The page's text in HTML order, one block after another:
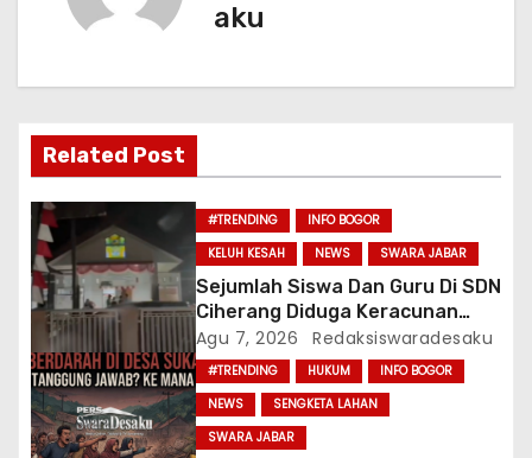
p
o
s
aku
Related Post
#TRENDING
INFO BOGOR
KELUH KESAH
NEWS SWARA JABAR
Sejumlah Siswa Dan Guru Di SDN
Ciherang Diduga Keracunan
Usai Menyantap Menu Program
MBG, Puluhan Korban Dirawat Di
Puskesmas
Agu 7, 2026 Redaksiswaradesaku
#TRENDING HUKUM
INFO BOGOR
NEWS
SENGKETA LAHAN
SWARA JABAR